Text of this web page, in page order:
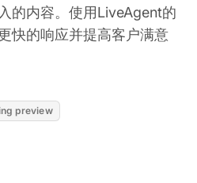
的内容。使用LiveAgent的
快的响应并提高客户满意
preview